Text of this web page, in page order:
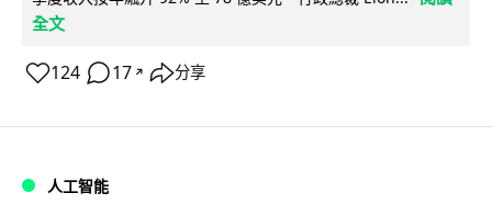
全文
124 17 ↗ 分享
人工智能